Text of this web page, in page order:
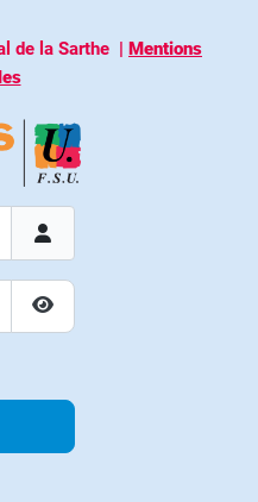
de la Sarthe | Mentions
Afficher le mot de passe